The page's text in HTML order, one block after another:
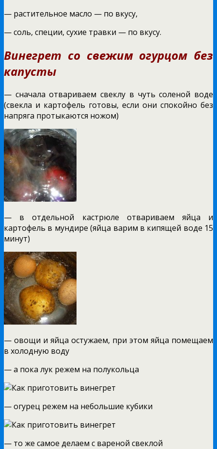
— растительное масло — по вкусу,
— соль, специи, сухие травки — по вкусу.
Винегрет со свежим огурцом без
капусты
— сначала отвариваем свеклу в чуть соленой воде
(свекла и картофель готовы, если они спокойно без
напряга протыкаются ножом)
— в отдельной кастрюле отвариваем яйца и
картофель в мундире (яйца варим в кипящей воде 15
минут)
— овощи и яйца остужаем, при этом яйца помещаем
в холодную воду
— а пока лук режем на полукольца
— огурец режем на небольшие кубики
— то же самое делаем с вареной свеклой